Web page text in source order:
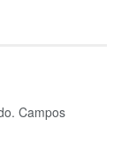
Campos